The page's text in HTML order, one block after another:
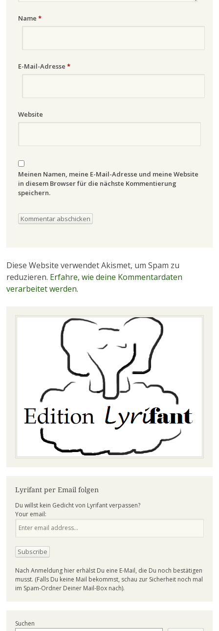
Name *
E-Mail-Adresse *
Website
Meinen Namen, meine E-Mail-Adresse und meine Website
in diesem Browser für die nächste Kommentierung
speichern.
Diese Website verwendet Akismet, um Spam zu
reduzieren. Erfahre, wie deine Kommentardaten
verarbeitet werden.
Lyrifant per Email folgen
Du willst kein Gedicht von Lyrifant verpassen?
Your email:
Nach Anmeldung hier erhälst Du eine E-Mail, die Du noch bestätigen
musst. (Falls Du keine Mail bekommst, schau zur Sicherheit noch mal
im Spam-Ordner Deiner Mail-Box nach).
Suchen